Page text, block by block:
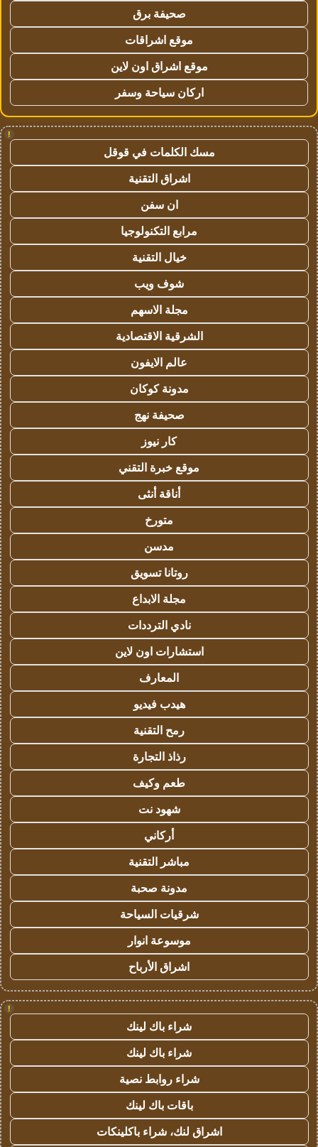
صحيفة برق
موقع اشراقات
موقع اشراق اون لاين
اركان سياحة وسفر
!
مسك الكلمات في قوقل
اشراق التقنية
ان سفن
مرابع التكنولوجيا
خيال التقنية
شوف ويب
مجلة الاسهم
الشرقية الاقتصادية
عالم الايفون
مدونة كوكان
صحيفة نهج
كار نيوز
موقع خبرة التقني
أناقة أنثى
متورخ
مدسن
روتانا تسويق
مجلة الابداع
نادي الترددات
استشارات اون لاين
المعارف
هيدب فيديو
رمح التقنية
رذاذ التجارة
طعم وكيف
شهود نت
أركاني
مباشر التقنية
مدونة صحبة
شرقيات السياحة
موسوعة انوار
اشراق الأرباح
!
شراء باك لينك
شراء باك لينك
شراء روابط نصية
باقات باك لينك
اشراق لنك، شراء باكلينكات